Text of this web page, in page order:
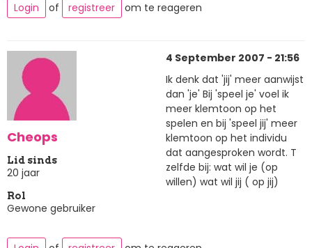
Login of registreer om te reageren
Cheops
Lid sinds
20 jaar
Rol
Gewone gebruiker
4 September 2007 - 21:56
Ik denk dat 'jij' meer aanwijst
dan 'je' Bij 'speel je' voel ik
meer klemtoon op het
spelen en bij 'speel jij' meer
klemtoon op het individu
dat aangesproken wordt. T
zelfde bij: wat wil je (op
willen) wat wil jij ( op jij)